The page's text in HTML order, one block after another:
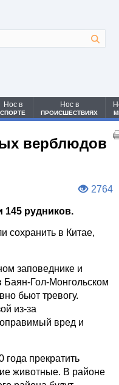
Нос в
СПОРТЕ
Нос в
ПРОИСШЕСТВИЯХ
верблюдов
2764
145 рудников.
сохранить в Китае,
заповеднике и
Баян-Гол-Монгольском
бьют тревогу.
из-за
вред и
года прекратить
животные. В районе